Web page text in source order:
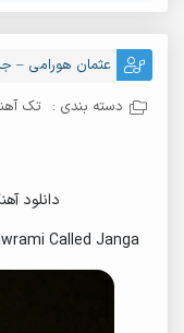
عثمان هورامی –
دسته بندی : تک
دانلود
Called Janga